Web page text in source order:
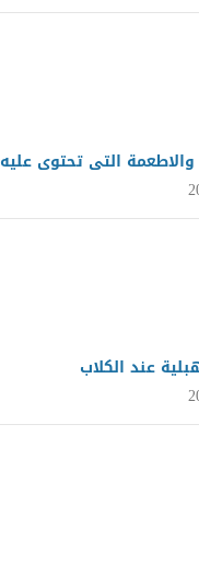
التى تحتوى عليه
عند الكلاب